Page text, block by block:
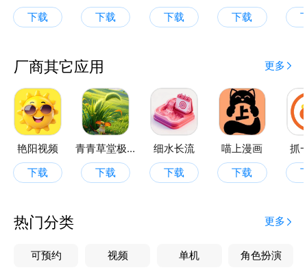
下载 下载 下载 下载
厂商其它应用 更多
艳阳视频
下载
青青草堂极速版
下载
细水长流
下载
喵上漫画
下载
抓
热门分类 更多
可预约 视频 单机 角色扮演